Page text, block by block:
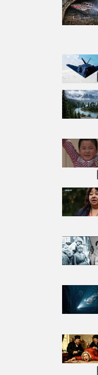
36.
37.
38.
40.
41.
42.
44.